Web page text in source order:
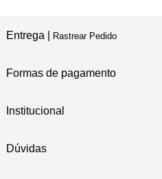
Entrega | Rastrear Pedido
Formas de pagamento
Institucional
Dúvidas